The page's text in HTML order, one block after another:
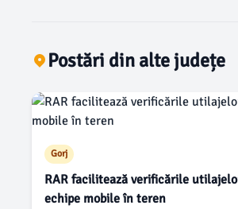
Postări din alte județe
Gorj
RAR facilitează verificările
echipe mobile în teren